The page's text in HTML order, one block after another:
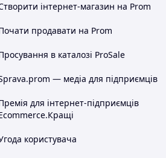
інтернет-магазин на Prom
продавати на Prom
в каталозі ProSale
— медіа для підприємців
для інтернет-підприємців
користувача